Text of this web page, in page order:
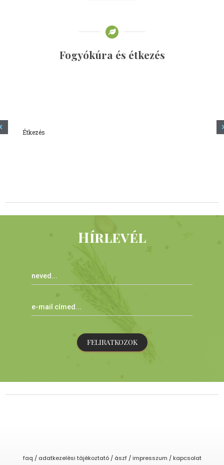
Fogyókúra és étkezés
Étkezés
Hírlevél
FELIRATKOZOK
faq / adatkezelési tájékoztató / ászf / impresszum / kapcsolat